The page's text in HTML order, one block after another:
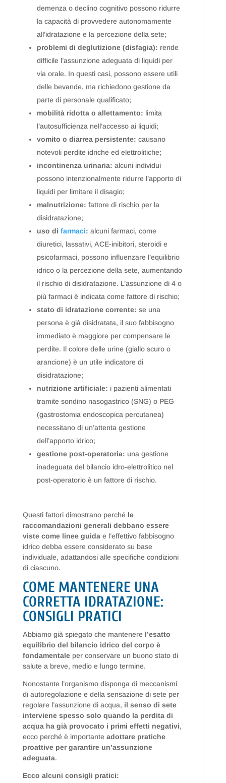
demenza o declino cognitivo possono ridurre
la capacità di provvedere autonomamente
all’idratazione e la percezione della sete;
problemi di deglutizione (disfagia): rende
difficile l’assunzione adeguata di liquidi per
via orale. In questi casi, possono essere utili
delle bevande, ma richiedono gestione da
parte di personale qualificato;
mobilità ridotta o allettamento: limita
l’autosufficienza nell’accesso ai liquidi;
vomito o diarrea persistente: causano
notevoli perdite idriche ed elettrolitiche;
incontinenza urinaria: alcuni individui
possono intenzionalmente ridurre l’apporto di
liquidi per limitare il disagio;
malnutrizione: fattore di rischio per la
disidratazione;
uso di farmaci: alcuni farmaci, come
diuretici, lassativi, ACE-inibitori, steroidi e
psicofarmaci, possono influenzare l’equilibrio
idrico o la percezione della sete, aumentando
il rischio di disidratazione. L’assunzione di 4 o
più farmaci è indicata come fattore di rischio;
stato di idratazione corrente: se una
persona è già disidratata, il suo fabbisogno
immediato è maggiore per compensare le
perdite. Il colore delle urine (giallo scuro o
arancione) è un utile indicatore di
disidratazione;
nutrizione artificiale: i pazienti alimentati
tramite sondino nasogastrico (SNG) o PEG
(gastrostomia endoscopica percutanea)
necessitano di un’attenta gestione
dell’apporto idrico;
gestione post-operatoria: una gestione
inadeguata del bilancio idro-elettrolitico nel
post-operatorio è un fattore di rischio.
Questi fattori dimostrano perché le
raccomandazioni generali debbano essere
viste come linee guidae l’effettivo fabbisogno
idrico debba essere considerato su base
individuale, adattandosi alle specifiche condizioni
di ciascuno.
COME MANTENERE UNA
CORRETTA IDRATAZIONE:
CONSIGLI PRATICI
Abbiamo già spiegato che mantenere l’esatto
equilibrio del bilancio idrico del corpo è
fondamentaleper conservare un buono stato di
salute a breve, medio e lungo termine.
Nonostante l’organismo disponga di meccanismi
di autoregolazione e della sensazione di sete per
regolare l’assunzione di acqua, il senso di sete
interviene spesso solo quando la perdita di
acqua ha già provocato i primi effetti negativi,
ecco perché è importante adottare pratiche
proattive per garantire un’assunzione
adeguata.
Ecco alcuni consigli pratici: